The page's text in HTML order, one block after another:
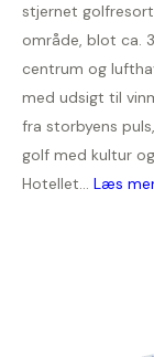
stjernet
område, blot ca.
centrum og
med udsigt til
fra storbyens
golf med kultur
Hotellet... Læs